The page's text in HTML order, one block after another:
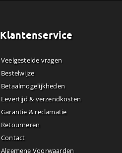
Klantenservice
Veelgestelde vragen
Bestelwijze
Betaalmogelijkheden
Levertijd & verzendkosten
Garantie & reclamatie
Retourneren
Contact
Algemene Voorwaarden